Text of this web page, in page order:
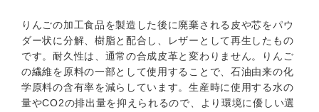
りんごの加工食品を製造した後に廃棄される皮や芯をパウ
ダー状に分解、樹脂と配合し、レザーとして再生したもの
です。耐久性は、通常の合成皮革と変わりません。りんご
の繊維を原料の一部として使用することで、石油由来の化
学原料の含有率を減らしています。生産時に使用する水の
量やCO2の排出量を抑えられるので、より環境に優しい選